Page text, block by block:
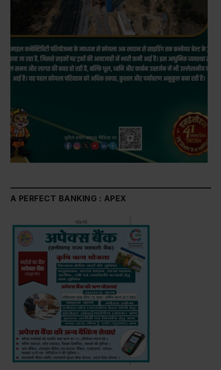
A PERFECT BANKING : APEX